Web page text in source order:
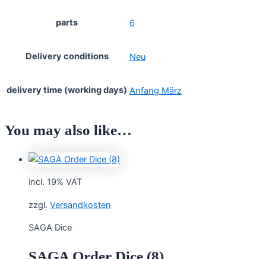
parts 6
Delivery conditions Neu
delivery time (working days) Anfang März
You may also like…
incl. 19% VAT
zzgl. Versandkosten
SAGA Dice